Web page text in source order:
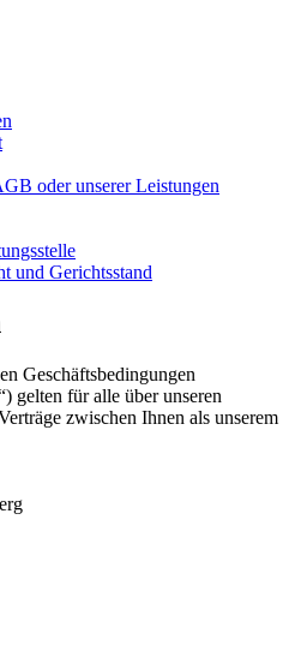
oder unserer Leistungen
und Gerichtsstand
Geschäftsbedingungen
gelten für alle über unseren
zwischen Ihnen als unserem